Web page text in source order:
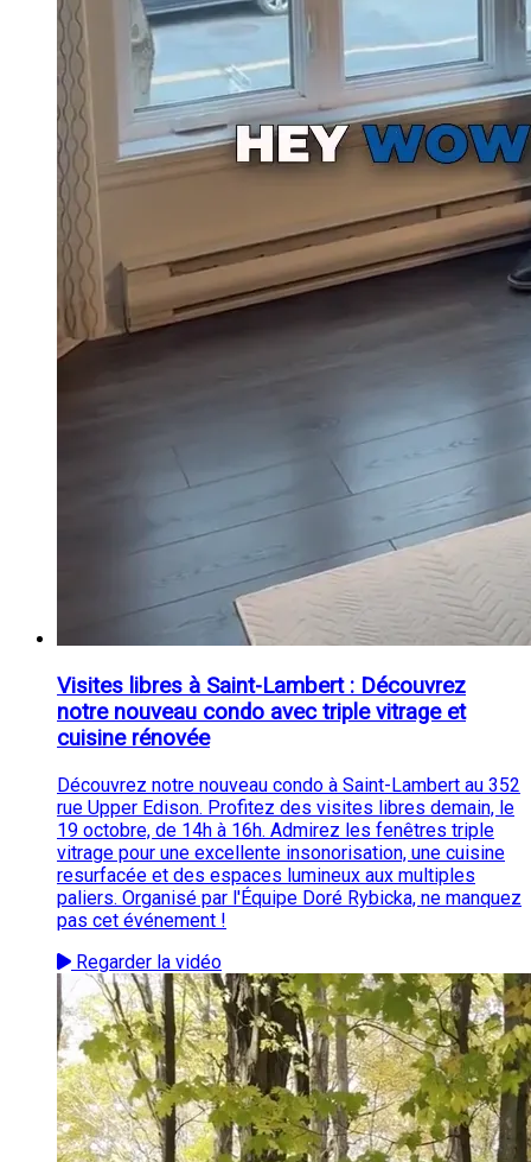
Visites libres à Saint-Lambert : Découvrez
notre nouveau condo avec triple vitrage et
cuisine rénovée
Découvrez notre nouveau condo à Saint-Lambert au 352
rue Upper Edison. Profitez des visites libres demain, le
19 octobre, de 14h à 16h. Admirez les fenêtres triple
vitrage pour une excellente insonorisation, une cuisine
resurfacée et des espaces lumineux aux multiples
paliers. Organisé par l'Équipe Doré Rybicka, ne manquez
pas cet événement !
Regarder la vidéo